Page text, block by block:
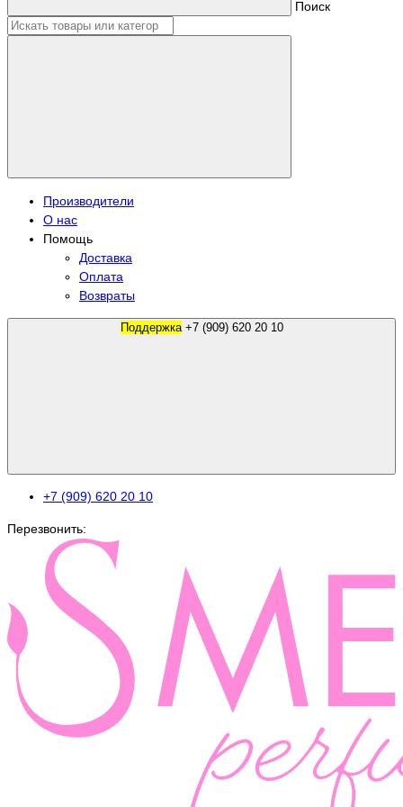
Поиск
Производители
О нас
Помощь
Доставка
Оплата
Возвраты
Поддержка +7 (909) 620 20 10
+7 (909) 620 20 10
Перезвонить: